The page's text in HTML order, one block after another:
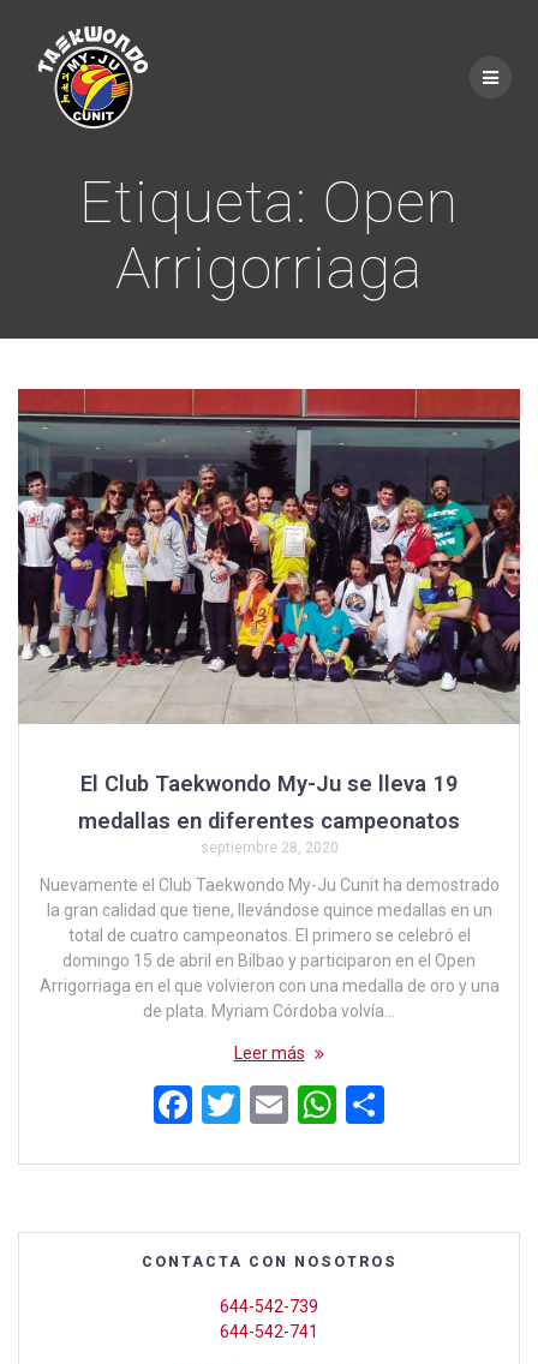
Etiqueta: Open
Arrigorriaga
El Club Taekwondo My-Ju se lleva 19
medallas en diferentes campeonatos
septiembre 28, 2020
Nuevamente el Club Taekwondo My-Ju Cunit ha demostrado
la gran calidad que tiene, llevándose quince medallas en un
total de cuatro campeonatos. El primero se celebró el
domingo 15 de abril en Bilbao y participaron en el Open
Arrigorriaga en el que volvieron con una medalla de oro y una
de plata. Myriam Córdoba volvía…
Leer más
F
b
o
o
k
T
er
E W
s
A
p
ar
CONTACTA CON NOSOTROS
644-542-739
644-542-741